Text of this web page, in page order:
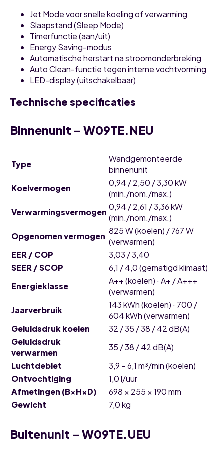
Jet Mode voor snelle koeling of verwarming
Slaapstand (Sleep Mode)
Timerfunctie (aan/uit)
Energy Saving-modus
Automatische herstart na stroomonderbreking
Auto Clean-functie tegen interne vochtvorming
LED-display (uitschakelbaar)
Technische specificaties
Binnenunit – W09TE.NEU
Type
Wandgemonteerde
binnenunit
Koelvermogen
0,94 / 2,50 / 3,30 kW
(min./nom./max.)
Verwarmingsvermogen
0,94 / 2,61 / 3,36 kW
(min./nom./max.)
Opgenomen vermogen
825 W (koelen) / 767 W
(verwarmen)
EER / COP
3,03 / 3,40
SEER / SCOP
6,1 / 4,0 (gematigd klimaat)
Energieklasse
A++ (koelen) · A+ / A+++
(verwarmen)
Jaarverbruik
143 kWh (koelen) · 700 /
604 kWh (verwarmen)
Geluidsdruk koelen
32 / 35 / 38 / 42 dB(A)
Geluidsdruk
verwarmen
35 / 38 / 42 dB(A)
Luchtdebiet
3,9 – 6,1 m³/min (koelen)
Ontvochtiging
1,0 l/uur
Afmetingen (B×H×D)
698 × 255 × 190 mm
Gewicht
7,0 kg
Buitenunit – W09TE.UEU